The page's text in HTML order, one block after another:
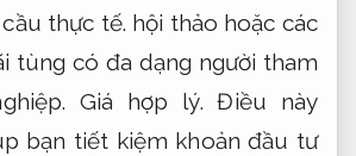
thực tế. hội thảo hoặc các
tùng có đa dạng người tham
Giá hợp lý. Điều này
bạn tiết kiệm khoản đầu tư